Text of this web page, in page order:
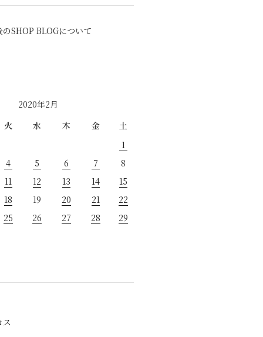
のSHOP BLOGについて
2020年2月
火 水 木 金
土
1
4 5 6 7
8
11 12 13 14
15
18 19 20 21
22
25 26 27 28
29
ス